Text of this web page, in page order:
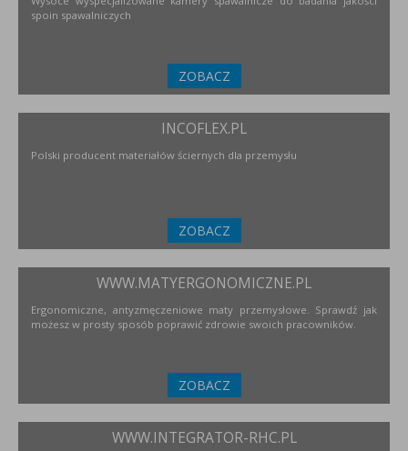
spoin spawalniczych
ZOBACZ
INCOFLEX.PL
Polski producent materiałów ściernych dla przemysłu
ZOBACZ
WWW.MATYERGONOMICZNE.PL
Ergonomiczne, antyzmęczeniowe maty przemysłowe. Sprawdź jak
możesz w prosty sposób poprawić zdrowie swoich pracowników.
ZOBACZ
WWW.INTEGRATOR-RHC.PL